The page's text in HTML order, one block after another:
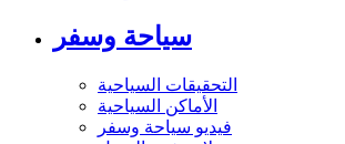
سياحة وسفر
التحقيقات السياحية
الأماكن السياحية
فيديو سياحة وسفر